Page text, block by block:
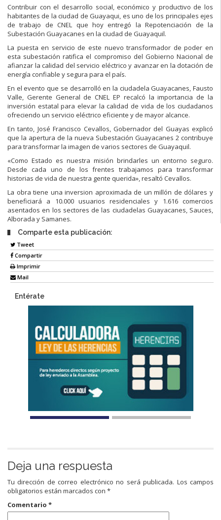
Contribuir con el desarrollo social, económico y productivo de los
habitantes de la ciudad de Guayaqui, es uno de los principales ejes
de trabajo de CNEL que hoy entregó la Repotenciación de la
Subestación Guayacanes en la ciudad de Guayaquil.
La puesta en servicio de este nuevo transformador de poder en
esta subestación ratifica el compromiso del Gobierno Nacional de
afianzar la calidad del servicio eléctrico y avanzar en la dotación de
energía confiable y segura para el país.
En el evento que se desarrolló en la ciudadela Guayacanes, Fausto
Valle, Gerente General de CNEL EP recalcó la importancia de la
inversión estatal para elevar la calidad de vida de los ciudadanos
ofreciendo un servicio eléctrico eficiente y de mayor alcance.
En tanto, José Francisco Cevallos, Gobernador del Guayas explicó
que la apertura de la nueva Subestación Guayacanes 2 contribuye
para transformar la imagen de varios sectores de Guayaquil.
«Como Estado es nuestra misión brindarles un entorno seguro.
Desde cada uno de los frentes trabajamos para transformar
historias de vida de nuestra gente querida», resaltó Cevallos.
La obra tiene una inversion aproximada de un millón de dólares y
beneficiará a 10.000 usuarios residenciales y 1.616 comercios
asentados en los sectores de las ciudadelas Guayacanes, Sauces,
Alborada y Samanes.
Comparte esta publicación:
Tweet
Compartir
Imprimir
Mail
Entérate
Deja una respuesta
Tu dirección de correo electrónico no será publicada. Los campos
obligatorios están marcados con *
Comentario *